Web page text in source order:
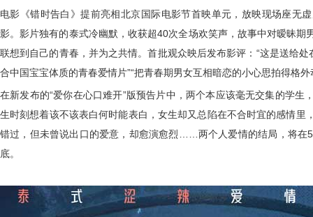
电影《错时告白》提前亮相北京国际电影节首映单元，放映现场座无
影。影片独有的泰式冷幽默，收获超40次全场欢笑声，故事中对暧昧期
联想到自己的青春，并为之共情。首批观众映后发布影评：“这是送给
合中国宝宝体质的青春爱情片”“把青春期男女互相暗恋的小心思拍得格外
在新发布的“爱你在心口难开”版预告片中，两个本应该毫无交集的学生
生时刻想着该不该表白何时能表白，女生却又总陷在不合时宜的感情里
错过，但未曾说出口的爱意，却愈演愈烈……两个人爱情的结局，将在5
底。